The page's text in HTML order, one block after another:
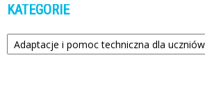
KATEGORIE
Kategorie